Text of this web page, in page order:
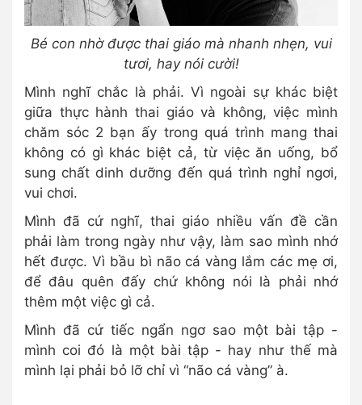
Bé con nhờ được thai giáo mà nhanh nhẹn, vui
tươi, hay nói cười!
Mình nghĩ chắc là phải. Vì ngoài sự khác biệt
giữa thực hành thai giáo và không, việc mình
chăm sóc 2 bạn ấy trong quá trình mang thai
không có gì khác biệt cả, từ việc ăn uống, bổ
sung chất dinh dưỡng đến quá trình nghỉ ngơi,
vui chơi.
Mình đã cứ nghĩ, thai giáo nhiều vấn đề cần
phải làm trong ngày như vậy, làm sao mình nhớ
hết được. Vì bầu bì não cá vàng lắm các mẹ ơi,
để đâu quên đấy chứ không nói là phải nhớ
thêm một việc gì cả.
Mình đã cứ tiếc ngẩn ngơ sao một bài tập -
mình coi đó là một bài tập - hay như thế mà
mình lại phải bỏ lỡ chỉ vì “não cá vàng” à.